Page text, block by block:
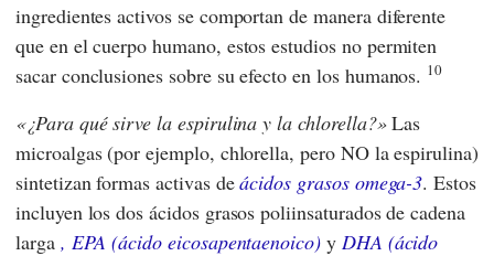
ingredientes activos se comportan de manera diferente
que en el cuerpo humano, estos estudios no permiten
sacar conclusiones sobre su efecto en los humanos. 10
¿Para qué sirve la espirulina y la chlorella? Las
microalgas (por ejemplo, chlorella, pero NO la espirulina)
sintetizan formas activas deácidos grasos omega-3. Estos
incluyen los dos ácidos grasos poliinsaturados de cadena
larga , EPA (ácido eicosapentaenoico) y DHA (ácido